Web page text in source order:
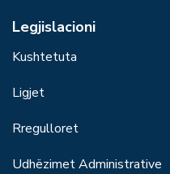
Legjislacioni
Kushtetuta
Ligjet
Rregulloret
Udhëzimet Administrative